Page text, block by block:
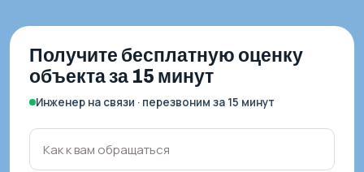
Получите бесплатную оценку
объекта за 15 минут
Инженер на связи · перезвоним за 15 минут